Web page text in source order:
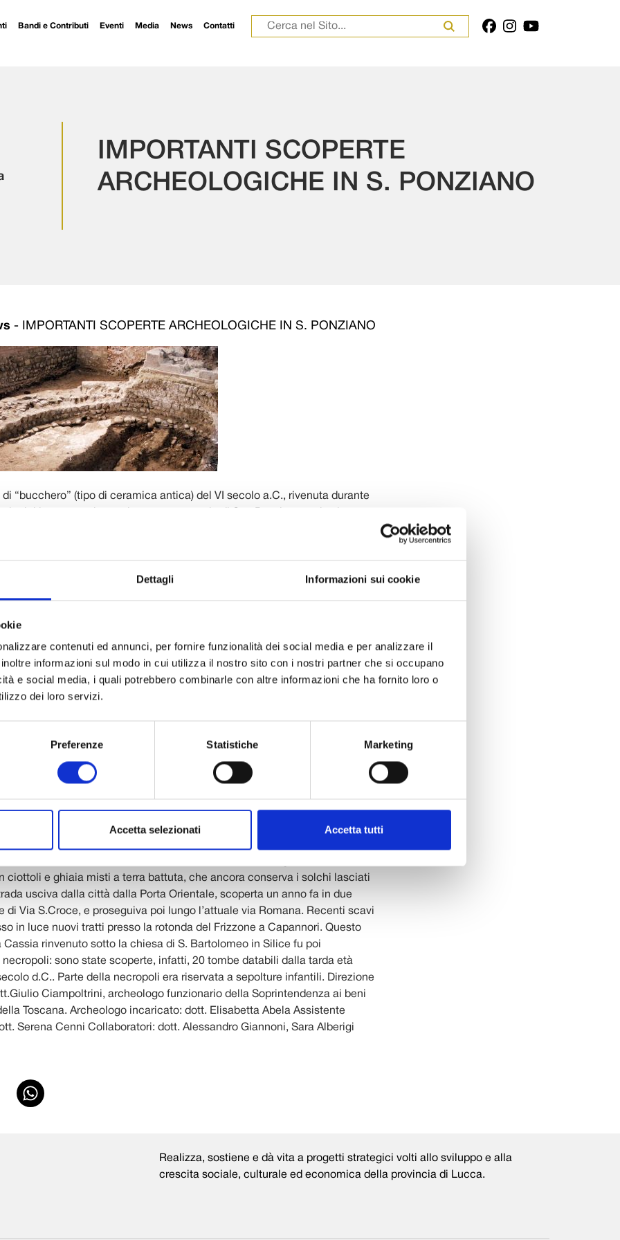
Dettagli Informazioni sui cookie
contenuti ed annunci, per fornire funzionalità dei social media e per analizzare il
informazioni sul modo in cui utilizza il nostro sito con i nostri partner che si occupano
e social media, i quali potrebbero combinarle con altre informazioni che ha fornito loro o
dei loro servizi.
Preferenze Statistiche Marketing
Accetta selezionati Accetta tutti
Bandi e Contributi Eventi Media News Contatti Ricerca per:
IMPORTANTI SCOPERTE
ARCHEOLOGICHE IN S. PONZIANO
- IMPORTANTI SCOPERTE ARCHEOLOGICHE IN S. PONZIANO
di “bucchero” (tipo di ceramica antica) del VI secolo a.C., rivenuta durante
(ricordiamo la Necropoli di San Concordio, l’insediamento di
e la Tomba di Rio Ralletta), ma è la prima volta che un reperto etrusco
cuore della città. L’importante scoperta è avvenuta durante gli scavi
dell’Istituto di Studi Avanzati IMT Lucca. Qui, poco più di un mese fa, è
chiesa di S. Bartolomeo in Silice, risalente all’VIII secolo d.C.: un
trattandosi del primo edificio di età longobarda a Lucca di cui si
l’estensione e la tecnica costruttiva. I lavori hanno messo in luce una
dell’abside semicircolare, molto ampia, costruita con una fondazione
è stato rinvenuto un reperto straordinario: una tomba contenente
monete d’argento e di bronzo e una chiave in ferro. Il piccolo tesoro,
contenuto in un sacchetto di cuoio di cui sono state trovate tracce nel
databili XIII-XIV secolo. Ma gli scavi hanno reso possibile un’altra
proprio sotto la chiesa longobarda, infatti, correva un tratto della via
ciottoli e ghiaia misti a terra battuta, che ancora conserva i solchi lasciati
usciva dalla città dalla Porta Orientale, scoperta un anno fa in due
di Via S.Croce, e proseguiva poi lungo l’attuale via Romana. Recenti scavi
in luce nuovi tratti presso la rotonda del Frizzone a Capannori. Questo
Cassia rinvenuto sotto la chiesa di S. Bartolomeo in Silice fu poi
sono state scoperte, infatti, 20 tombe databili dalla tarda età
d.C.. Parte della necropoli era riservata a sepolture infantili. Direzione
Ciampoltrini, archeologo funzionario della Soprintendenza ai beni
Toscana. Archeologo incaricato: dott. Elisabetta Abela Assistente
Serena Cenni Collaboratori: dott. Alessandro Giannoni, Sara Alberigi
Realizza, sostiene e dà vita a progetti strategici volti allo sviluppo e alla
crescita sociale, culturale ed economica della provincia di Lucca.